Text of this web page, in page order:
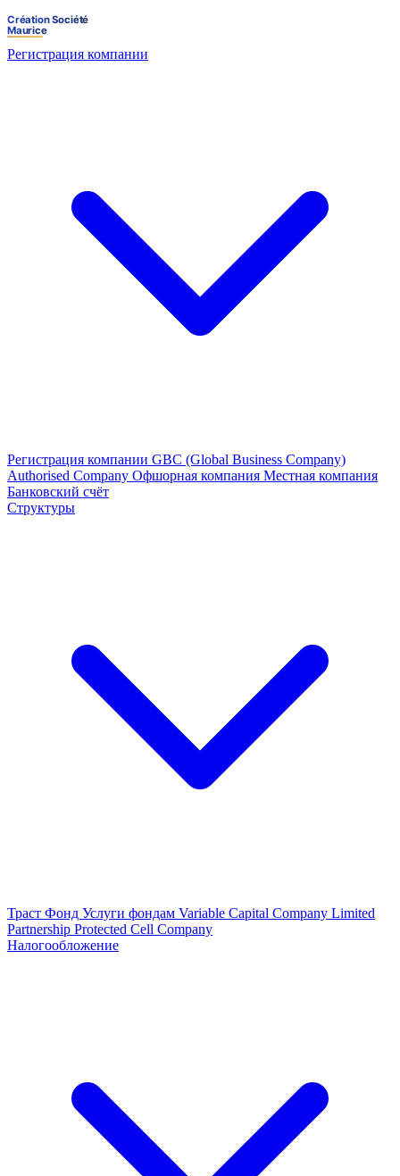
Регистрация компании
Регистрация компании GBC (Global Business Company)
Authorised Company Офшорная компания Местная компания
Банковский счёт
Структуры
Траст Фонд Услуги фондам Variable Capital Company Limited
Partnership Protected Cell Company
Налогообложение